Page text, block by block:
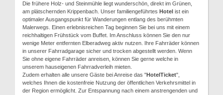
Die frühere Holz- und Steinmühle liegt wunderschön, direkt im Grünen,
am plätschernden Krippenbach. Unser familiengeführtes Hotel ist ein
optimaler Ausgangspunkt für Wanderungen entlang des berühmten
Malerwegs. Einen erlebnisreichen Tag beginnen Sie bei uns mit einem
reichhaltigen Frühstück vom Buffet. Im Anschluss können Sie den nur
wenige Meter entfernten Elberadweg aktiv nutzen. Ihre Fahrräder können
in unserer Fahrradgarage sicher und trocken abgestellt werden. Wenn
Sie ohne eigene Fahrräder anreisen, können Sie gerne welche in
unserem hauseigenen Fahrradverleih mieten.
Zudem erhalten alle unsere Gäste bei Anreise das "HotelTicket",
welches Ihnen die kostenfreie Nutzung der öffentlichen Verkehrsmittel in
der Region ermöglicht. Zur Entspannung nach einem anstrengenden und